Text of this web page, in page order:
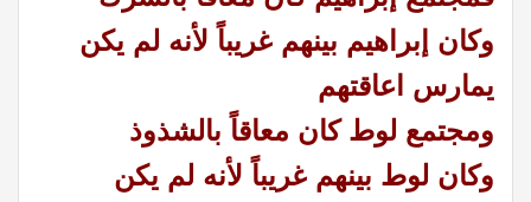
وكان إبراهيم بينهم غريباً لأنه لم يكن
يمارس اعاقتهم
ومجتمع لوط كان معاقاً بالشذوذ
وكان لوط بينهم غريباً لأنه لم يكن